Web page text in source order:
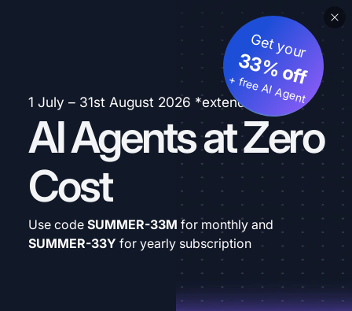
1 July – 31st August 2026 *extended
AI Agents at Zero
Cost
Get your
33% off
+ free AI Agent
Use code SUMMER-33M for monthly and
SUMMER-33Y for yearly subscription